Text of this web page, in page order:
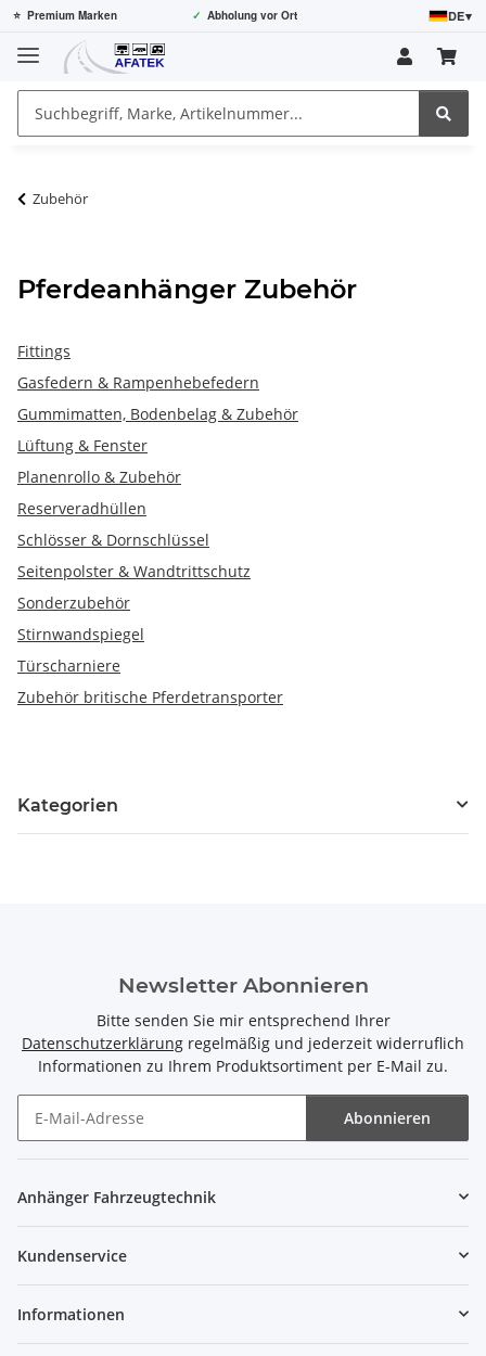
⭐ Premium Marken ✓ Abholung vor Ort DE▾
Zubehör
Pferdeanhänger Zubehör
Fittings
Gasfedern & Rampenhebefedern
Gummimatten, Bodenbelag & Zubehör
Lüftung & Fenster
Planenrollo & Zubehör
Reserveradhüllen
Schlösser & Dornschlüssel
Seitenpolster & Wandtrittschutz
Sonderzubehör
Stirnwandspiegel
Türscharniere
Zubehör britische Pferdetransporter
Kategorien
Newsletter Abonnieren
Bitte senden Sie mir entsprechend Ihrer
Datenschutzerklärung regelmäßig und jederzeit widerruflich
Informationen zu Ihrem Produktsortiment per E-Mail zu.
Abonnieren
Anhänger Fahrzeugtechnik
Kundenservice
Informationen